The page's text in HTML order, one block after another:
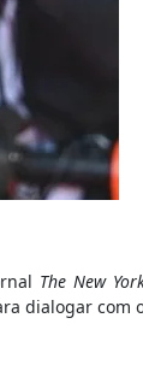
The New
dialogar com